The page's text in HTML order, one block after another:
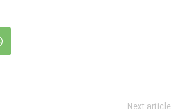
Next article